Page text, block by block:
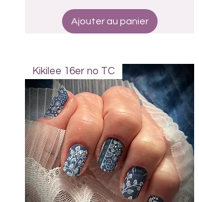
Ajouter au panier
Kikilee 16er no TC